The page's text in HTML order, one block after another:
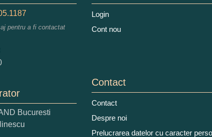
parere despre acest produs:
acestui produs?
3
pentru a fi contactat
Bucuresti
Login
Cont nou
Contact
Contact
Despre noi
Prelucrarea datelor cu caracter